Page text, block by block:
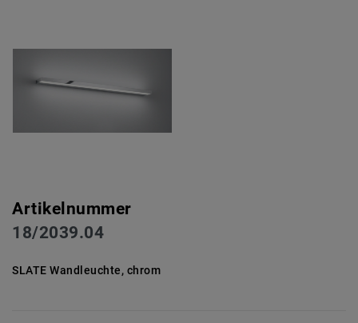
Artikelnummer
18/2039.04
SLATE Wandleuchte, chrom